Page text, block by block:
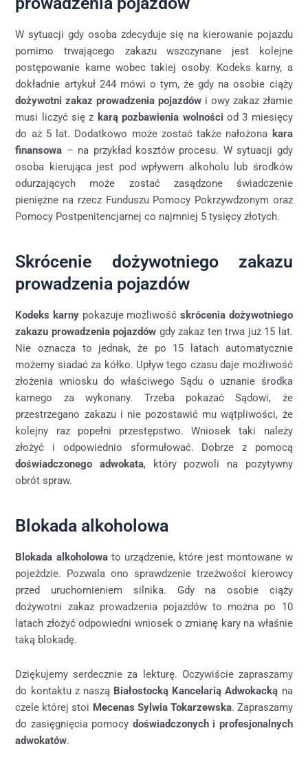
W sytuacji gdy osoba zdecyduje się na kierowanie pojazdu
pomimo trwającego zakazu wszczynane jest kolejne
postępowanie karne wobec takiej osoby. Kodeks karny, a
dokładnie artykuł 244 mówi o tym, że gdy na osobie ciąży
dożywotni zakaz prowadzenia pojazdów i owy zakaz złamie
musi liczyć się z karą pozbawienia wolności od 3 miesięcy
do aż 5 lat. Dodatkowo może zostać także nałożona kara
finansowa – na przykład kosztów procesu. W sytuacji gdy
osoba kierująca jest pod wpływem alkoholu lub środków
odurzających może zostać zasądzone świadczenie
pieniężne na rzecz Funduszu Pomocy Pokrzywdzonym oraz
Pomocy Postpenitencjarnej co najmniej 5 tysięcy złotych.
Skrócenie dożywotniego zakazu
prowadzenia pojazdów
Kodeks karny pokazuje możliwość skrócenia dożywotniego
zakazu prowadzenia pojazdów gdy zakaz ten trwa już 15 lat.
Nie oznacza to jednak, że po 15 latach automatycznie
możemy siadać za kółko. Upływ tego czasu daje możliwość
złożenia wniosku do właściwego Sądu o uznanie środka
karnego za wykonany. Trzeba pokazać Sądowi, że
przestrzegano zakazu i nie pozostawić mu wątpliwości, że
kolejny raz popełni przestępstwo. Wniosek taki należy
złożyć i odpowiednio sformułować. Dobrze z pomocą
doświadczonego adwokata, który pozwoli na pozytywny
obrót spraw.
Blokada alkoholowa
Blokada alkoholowato urządzenie, które jest montowane w
pojeździe. Pozwala ono sprawdzenie trzeźwości kierowcy
przed uruchomieniem silnika. Gdy na osobie ciąży
dożywotni zakaz prowadzenia pojazdów to można po 10
latach złożyć odpowiedni wniosek o zmianę kary na właśnie
taką blokadę.
Dziękujemy serdecznie za lekturę. Oczywiście zapraszamy
do kontaktu z naszą Białostocką Kancelarią Adwokacką na
czele której stoi Mecenas Sylwia Tokarzewska. Zapraszamy
do zasięgnięcia pomocy doświadczonych i profesjonalnych
adwokatów.